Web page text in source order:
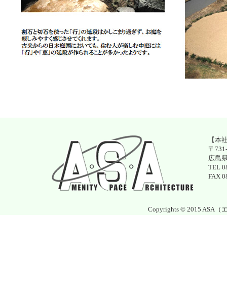
【本
〒
広島
TEL
FAX
Copyrights © 2015 ASA（